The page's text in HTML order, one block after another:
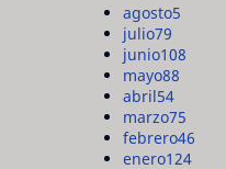
agosto5
julio79
junio108
mayo88
abril54
marzo75
febrero46
enero124